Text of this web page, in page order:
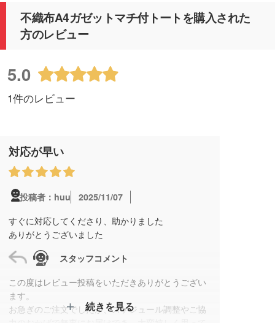
不織布A4ガゼットマチ付トートを購入された
方のレビュー
5.0
1件のレビュー
対応が早い
投稿者：huu
2025/11/07
すぐに対応してくださり、助かりました
ありがとうございました
スタッフコメント
この度はレビュー投稿をいただきありがとうござい
ます。
お急ぎのご注文でしたが、スケジュール調整やご協
続きを見る